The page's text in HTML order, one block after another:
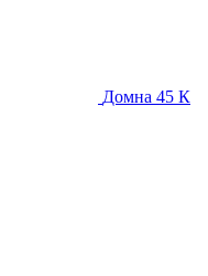
Домна 45 К